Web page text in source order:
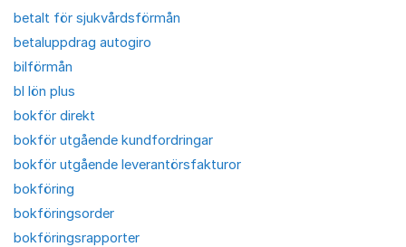
betalt för sjukvårdsförmån
betaluppdrag autogiro
bilförmån
bl lön plus
bokför direkt
bokför utgående kundfordringar
bokför utgående leverantörsfakturor
bokföring
bokföringsorder
bokföringsrapporter